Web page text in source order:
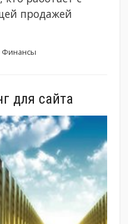
продажей
Финансы
для сайта